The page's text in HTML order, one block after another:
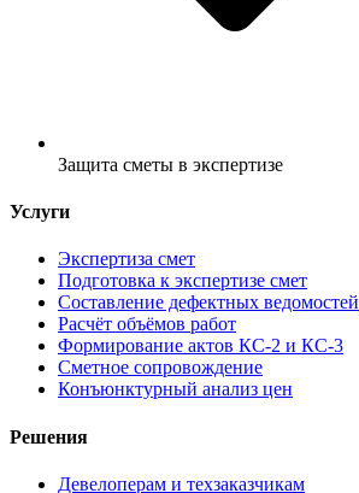
Защита сметы в экспертизе
Услуги
Экспертиза смет
Подготовка к экспертизе смет
Составление дефектных ведомостей
Расчёт объёмов работ
Формирование актов КС-2 и КС-3
Сметное сопровождение
Конъюнктурный анализ цен
Решения
Девелоперам и техзаказчикам